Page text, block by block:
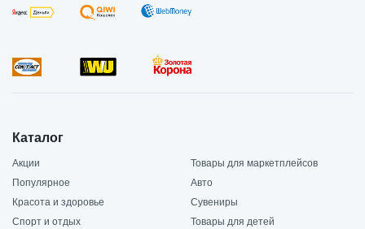
Каталог
Акции
Товары для маркетплейсов
Популярное
Авто
Красота и здоровье
Сувениры
Спорт и отдых
Товары для детей